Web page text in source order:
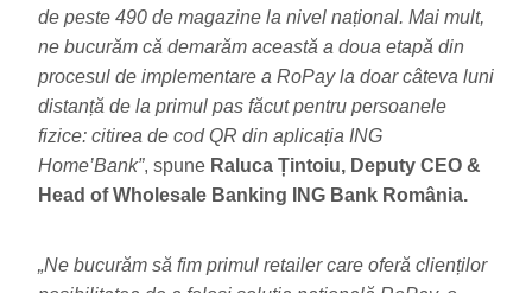
de peste 490 de magazine la nivel național. Mai mult,
ne bucurăm că demarăm această a doua etapă din
procesul de implementare a RoPay la doar câteva luni
distanță de la primul pas făcut pentru persoanele
fizice: citirea de cod QR din aplicația ING
Home’Bank”, spune Raluca Țintoiu, Deputy CEO &
Head of Wholesale Banking ING Bank România.
„Ne bucurăm să fim primul retailer care oferă clienților